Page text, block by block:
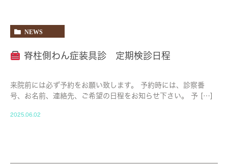
NEWS
脊柱側わん症装具診 定期検診日程
来院前には必ず予約をお願い致します。 予約時には、診察番
号、お名前、連絡先、ご希望の日程をお知らせ下さい。 予 […]
2025.06.02